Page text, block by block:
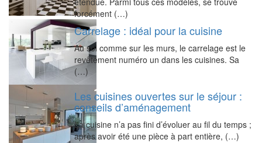
forcément (…)
Carrelage : idéal pour la cuisine
Au sol comme sur les murs, le carrelage est le
revêtement numéro un dans les cuisines. Sa
(…)
Les cuisines ouvertes sur le séjour :
conseils d’aménagement
La cuisine n’a pas fini d’évoluer au fil du temps ;
après avoir été une pièce à part entière, (…)